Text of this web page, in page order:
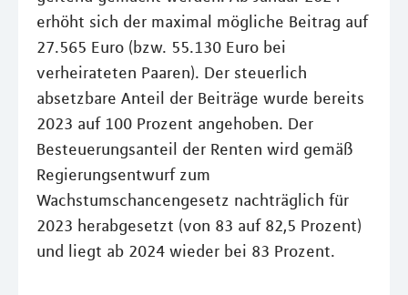
erhöht sich der maximal mögliche Beitrag auf
27.565 Euro (bzw. 55.130 Euro bei
verheirateten Paaren). Der steuerlich
absetzbare Anteil der Beiträge wurde bereits
2023 auf 100 Prozent angehoben. Der
Besteuerungsanteil der Renten wird gemäß
Regierungsentwurf zum
Wachstumschancengesetz nachträglich für
2023 herabgesetzt (von 83 auf 82,5 Prozent)
und liegt ab 2024 wieder bei 83 Prozent.